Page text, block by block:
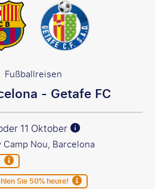
Fußballreisen
- Getafe FC
11 Oktober
Nou, Barcelona
Sie 50% heute!